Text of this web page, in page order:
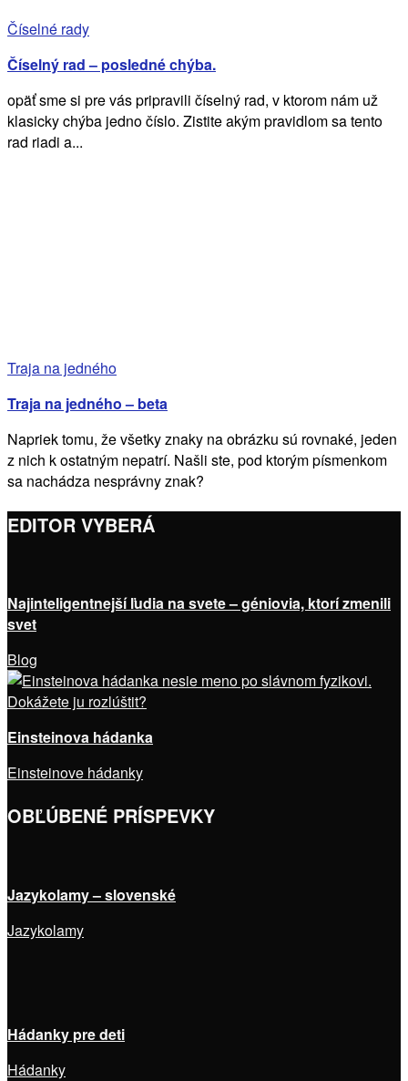
Číselné rady
Číselný rad – posledné chýba.
opäť sme si pre vás pripravili číselný rad, v ktorom nám už
klasicky chýba jedno číslo. Zistite akým pravidlom sa tento
rad riadi a...
Traja na jedného
Traja na jedného – beta
Napriek tomu, že všetky znaky na obrázku sú rovnaké, jeden
z nich k ostatným nepatrí. Našli ste, pod ktorým písmenkom
sa nachádza nesprávny znak?
EDITOR VYBERÁ
Najinteligentnejší ľudia na svete – géniovia, ktorí zmenili
svet
Blog
Einsteinova hádanka
Einsteinove hádanky
OBĽÚBENÉ PRÍSPEVKY
Jazykolamy – slovenské
Jazykolamy
Hádanky pre deti
Hádanky